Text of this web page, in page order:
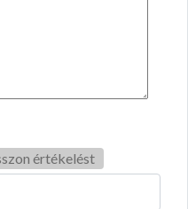
értékelést